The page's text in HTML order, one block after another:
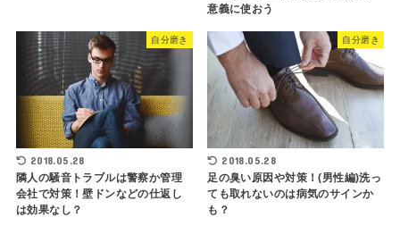
意義に使おう
自分磨き
2018.05.28
隣人の騒音トラブルは警察か管理
会社で対策！壁ドンなどの仕返し
は効果なし？
自分磨き
2018.05.28
足の臭い原因や対策！(男性編)洗っ
ても取れないのは病気のサインか
も？